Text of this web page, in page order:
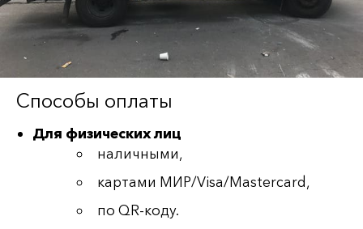
Способы оплаты
Для физических лиц
наличными,
картами МИР/Visa/Mastercard,
по QR-коду.